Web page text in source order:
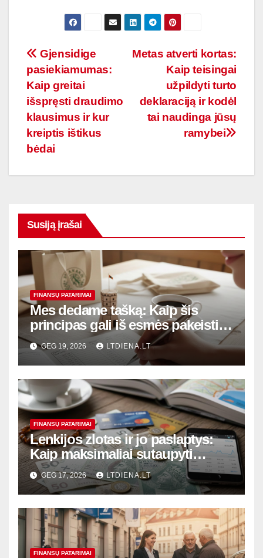
Navigacija
tarp
įrašų
Metas atverti kortas:
Kaip teisingai
užpildyti turto
deklaraciją ir kodėl
tai naudinga jūsų
ramybei
Gjensidige
pasiekiamumas:
Kaip greitai
išspręsti draudimo
klausimus ir kur
kreiptis ištikus
bėdai
Susiją įrašai
FINANSŲ PATARIMAI
Mes dedame tašką: Kaip šis
principas gali iš esmės pakeisti
jūsų finansinę realybę ir
vartojimo įpročius
GEG 19, 2026 LTDIENA.LT
FINANSŲ PATARIMAI
Lenkijos zlotas ir jo paslaptys:
Kaip maksimaliai sutaupyti
keičiant valiutą ir atsiskaitant
kortele
GEG 17, 2026 LTDIENA.LT
FINANSŲ PATARIMAI